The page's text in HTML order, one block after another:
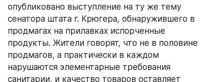
опубликовано выступление на ту же тему
сенатора штата г. Крюгера, обнаружившего в
продмагах на прилавках испорченные
продукты. Жители говорят, что не в половине
продмагов, а практически в каждом
нарушаются элементарные требования
санитарии, и качество товаров оставляет